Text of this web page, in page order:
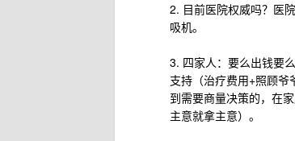
2. 目前医院权威吗？医
吸机。
3. 四家人：要么出钱要
支持（治疗费用+照顾
到需要商量决策的，在
主意就拿主意）。